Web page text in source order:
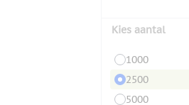
Kies aantal
1000
2500
5000